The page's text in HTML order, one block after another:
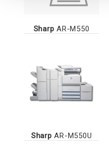
Sharp AR-M550
Sharp AR-M550U